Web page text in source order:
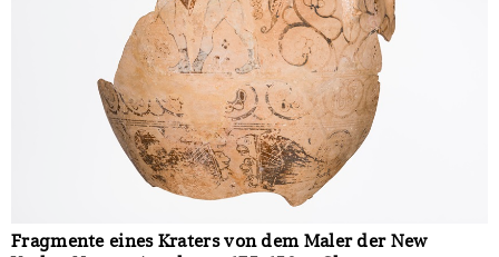
Fragmente eines Kraters von dem Maler der New